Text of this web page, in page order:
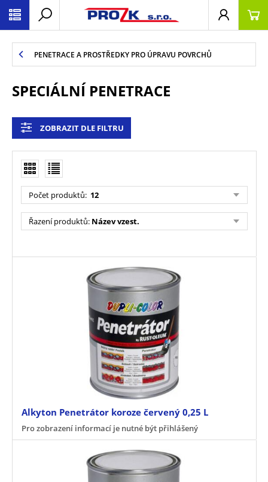
PENETRACE A PROSTŘEDKY PRO ÚPRAVU POVRCHŮ
SPECIÁLNÍ PENETRACE
ZOBRAZIT DLE FILTRU
Počet produktů: 12
Řazení produktů: Název vzest.
Alkyton Penetrátor koroze červený 0,25 L
Pro zobrazení informací je nutné být přihlášený